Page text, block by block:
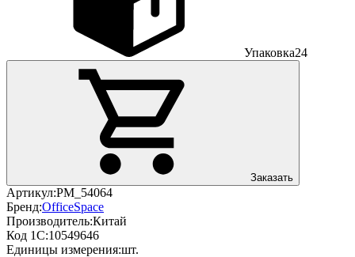
Упаковка24
Заказать
Артикул:PM_54064
Бренд:OfficeSpace
Производитель:Китай
Код 1С:10549646
Единицы измерения:шт.